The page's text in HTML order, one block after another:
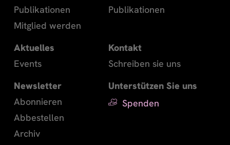
Publikationen
Mitglied werden
Publikationen
Aktuelles
Events
Kontakt
Schreiben sie uns
Newsletter
Abonnieren
Abbestellen
Archiv
Unterstützen Sie uns
Spenden